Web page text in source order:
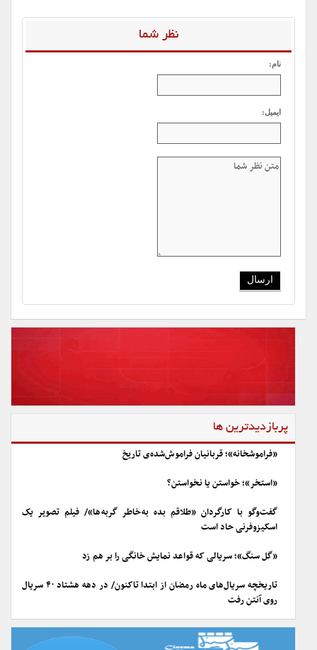
نظر شما
نام:
ایمیل:
پربازدیدترین ها
«فراموشخانه»؛ قربانیان فراموش‌شده‌ی تاریخ
«استخر»؛ خواستن یا نخواستن؟
گفت‌وگو با کارگردان «طلاقم بده به خاطر گربه ها»/ فیلم تصویر یک
اسکیزوفرنی حاد است
«گل سنگ»؛ سریالی که قواعد نمایش خانگی را بر هم زد
تاریخچه سریال‌های ماه رمضان از ابتدا تاکنون/ در دهه هشتاد ۴۰ سریال
روی آنتن رفت